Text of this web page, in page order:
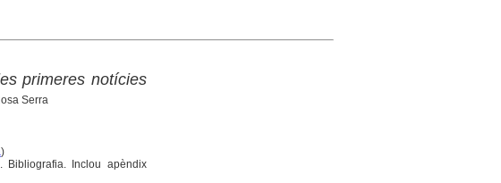
primeres notícies
Serra
)
Inclou apèndix